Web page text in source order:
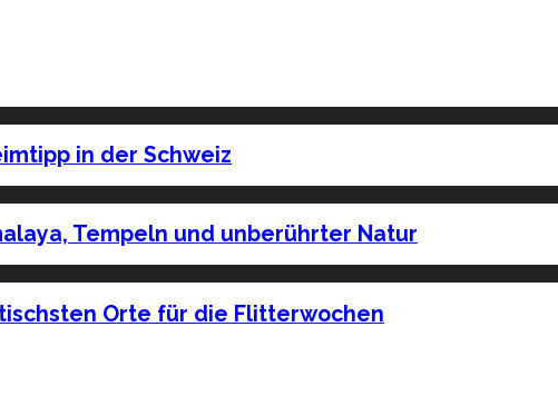
in der Schweiz
Tempeln und unberührter Natur
Orte für die Flitterwochen